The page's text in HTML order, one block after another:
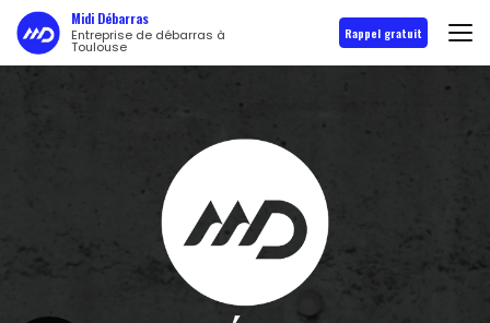
Aller
au
contenu
principal
Midi Débarras
Entreprise de débarras à
Toulouse
Rappel gratuit